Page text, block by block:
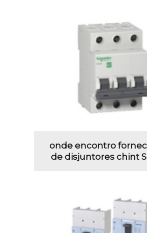
onde encontro
de disjuntores chint